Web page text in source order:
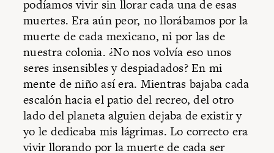
podíamos vivir sin llorar cada una de esas
muertes. Era aún peor, no llorábamos por la
muerte de cada mexicano, ni por las de
nuestra colonia. ¿No nos volvía eso unos
seres insensibles y despiadados? En mi
mente de niño así era. Mientras bajaba cada
escalón hacia el patio del recreo, del otro
lado del planeta alguien dejaba de existir y
yo le dedicaba mis lágrimas. Lo correcto era
vivir llorando por la muerte de cada ser